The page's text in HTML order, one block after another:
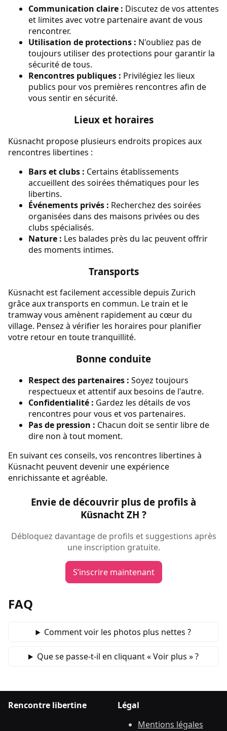
Communication claire : Discutez de vos attentes
et limites avec votre partenaire avant de vous
rencontrer.
Utilisation de protections : N'oubliez pas de
toujours utiliser des protections pour garantir la
sécurité de tous.
Rencontres publiques : Privilégiez les lieux
publics pour vos premières rencontres afin de
vous sentir en sécurité.
Lieux et horaires
Küsnacht propose plusieurs endroits propices aux
rencontres libertines :
Bars et clubs : Certains établissements
accueillent des soirées thématiques pour les
libertins.
Événements privés : Recherchez des soirées
organisées dans des maisons privées ou des
clubs spécialisés.
Nature : Les balades près du lac peuvent offrir
des moments intimes.
Transports
Küsnacht est facilement accessible depuis Zurich
grâce aux transports en commun. Le train et le
tramway vous amènent rapidement au cœur du
village. Pensez à vérifier les horaires pour planifier
votre retour en toute tranquillité.
Bonne conduite
Respect des partenaires : Soyez toujours
respectueux et attentif aux besoins de l'autre.
Confidentialité : Gardez les détails de vos
rencontres pour vous et vos partenaires.
Pas de pression : Chacun doit se sentir libre de
dire non à tout moment.
En suivant ces conseils, vos rencontres libertines à
Küsnacht peuvent devenir une expérience
enrichissante et agréable.
Envie de découvrir plus de profils à
Küsnacht ZH ?
Débloquez davantage de profils et suggestions après
une inscription gratuite.
S’inscrire maintenant
FAQ
Comment voir les photos plus nettes ?
Que se passe‑t‑il en cliquant « Voir plus » ?
Rencontre libertine
Légal
Mentions légales